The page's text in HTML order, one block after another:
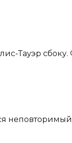
Тауэр